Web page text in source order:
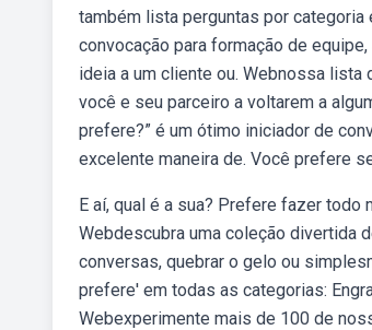
também lista perguntas por
convocação para formação de
ideia a um cliente ou. Webnossa
você e seu parceiro a voltarem a
prefere?” é um ótimo iniciador de
excelente maneira de. Você prefere
E aí, qual é a sua? Prefere fazer
Webdescubra uma coleção divertida
conversas, quebrar o gelo ou
prefere' em todas as categorias:
Webexperimente mais de 100 de